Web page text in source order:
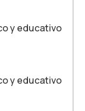
y educativo
y educativo